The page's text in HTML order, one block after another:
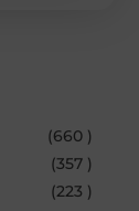
(660 )
(357 )
(223 )